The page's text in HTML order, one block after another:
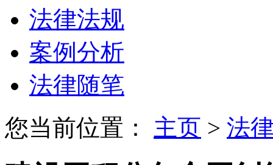
法律法规
案例分析
法律随笔
您当前位置： 主页 > 法